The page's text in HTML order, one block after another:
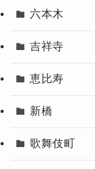
六本木
吉祥寺
恵比寿
新橋
歌舞伎町